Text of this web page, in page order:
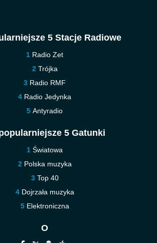
5 Stacje Radiowe
Radio Zet
Trójka
Radio RMF
Radio Jedynka
Antyradio
5 Gatunki
Światowa
Polska muzyka
Top 40
Dojrzała muzyka
Elektroniczna
O